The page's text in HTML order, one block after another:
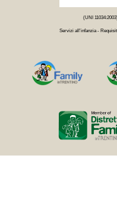
(UNI
Servizi all'infanzia -